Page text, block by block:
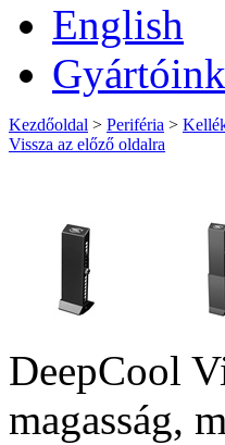
English
Gyártóink
Kezdőoldal > Periféria >
Vissza az előző oldalra
DeepCool
magasság,